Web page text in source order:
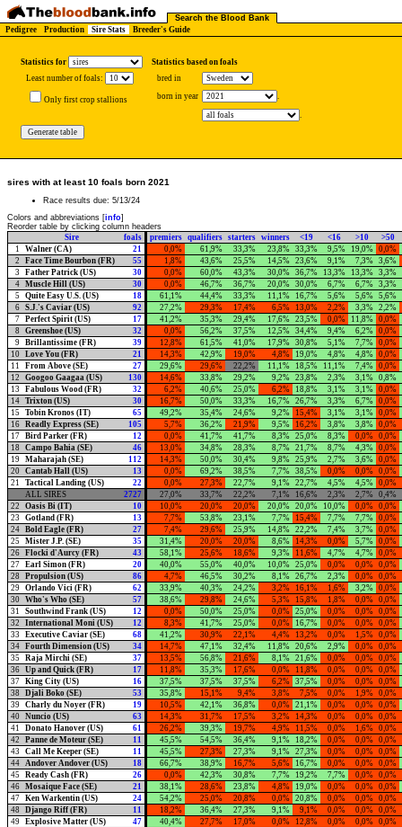
Search the Blood Bank
Pedigree
Production Sire Stats Breeder's Guide
Statistics for
Statistics based on foals
Least number of foals:
bred in
Only first crop stallions born in year .
.
sires with at least 10 foals born 2021
Race results due: 5/13/24
Colors and abbreviations [info]
Reorder table by clicking column headers
Sire
foals premiers qualifiers starters winners <19 <16 >10
>50
1
Walner (CA) 21 0,0% 61,9% 33,3% 23,8% 33,3% 9,5% 19,0% 0,0%
2
Face Time Bourbon (FR) 55 1,8% 43,6% 25,5% 14,5% 23,6% 9,1% 7,3% 3,6%
3
Father Patrick (US) 30 0,0% 60,0% 43,3% 30,0% 36,7% 13,3% 13,3% 3,3%
4 Muscle Hill (US) 30 0,0% 46,7% 36,7% 20,0% 30,0% 6,7% 6,7% 3,3%
5
Quite Easy U.S. (US) 18 61,1% 44,4% 33,3% 11,1% 16,7% 5,6% 5,6% 5,6%
6 S.J.'s Caviar (US) 92 27,2% 29,3% 17,4% 6,5% 13,0% 2,2% 3,3% 2,2%
7 Perfect Spirit (US) 17 41,2% 35,3% 29,4% 17,6% 23,5% 0,0% 11,8% 0,0%
8
Greenshoe (US) 32 0,0% 56,2% 37,5% 12,5% 34,4% 9,4% 6,2% 0,0%
9 Brillantissime (FR) 39 12,8% 61,5% 41,0% 17,9% 30,8% 5,1% 7,7% 0,0%
10 Love You (FR) 21 14,3% 42,9% 19,0% 4,8% 19,0% 4,8% 4,8% 0,0%
11
From Above (SE) 27 29,6% 29,6% 22,2% 11,1% 18,5% 11,1% 7,4% 0,0%
12
Googoo Gaagaa (US) 130 14,6% 33,8% 29,2% 9,2% 23,8% 2,3% 3,1% 0,8%
13
Fabulous Wood (FR) 32 6,2% 40,6% 25,0% 6,2% 18,8% 3,1% 3,1% 0,0%
14 Trixton (US) 30 16,7% 50,0% 33,3% 16,7% 26,7% 3,3% 6,7% 0,0%
15
Tobin Kronos (IT) 65 49,2% 35,4% 24,6% 9,2% 15,4% 3,1% 3,1% 0,0%
16 Readly Express (SE) 105 5,7% 36,2% 21,9% 9,5% 16,2% 3,8% 3,8% 0,0%
17 Bird Parker (FR) 12 0,0% 41,7% 41,7% 8,3% 25,0% 8,3% 0,0% 0,0%
18
Campo Bahia (SE) 46 13,0% 34,8% 28,3% 8,7% 21,7% 8,7% 4,3% 0,0%
19 Maharajah (SE) 112 14,3% 50,0% 30,4% 9,8% 25,9% 2,7% 3,6% 0,0%
20 Cantab Hall (US) 13 0,0% 69,2% 38,5% 7,7% 38,5% 0,0% 0,0% 0,0%
21
Tactical Landing (US) 22 0,0% 27,3% 22,7% 9,1% 22,7% 4,5% 4,5% 0,0%
ALL SIRES
2727 27,0% 33,7% 22,2% 7,1% 16,6% 2,3% 2,7%
0,4%
22
Oasis Bi (IT) 10 10,0% 20,0% 20,0% 20,0% 20,0% 10,0% 0,0% 0,0%
23
Gotland (FR) 13 7,7% 53,8% 23,1% 7,7% 15,4% 7,7% 7,7% 0,0%
24 Bold Eagle (FR) 27 7,4% 29,6% 25,9% 14,8% 22,2% 7,4% 3,7% 0,0%
25
Mister J.P. (SE) 35 31,4% 20,0% 20,0% 8,6% 14,3% 0,0% 5,7% 0,0%
26 Flocki d'Aurcy (FR) 43 58,1% 25,6% 18,6% 9,3% 11,6% 4,7% 4,7% 0,0%
27 Earl Simon (FR) 20 40,0% 55,0% 40,0% 10,0% 25,0% 0,0% 0,0% 0,0%
28
Propulsion (US) 86 4,7% 46,5% 30,2% 8,1% 26,7% 2,3% 0,0% 0,0%
29 Orlando Vici (FR) 62 33,9% 40,3% 24,2% 3,2% 16,1% 1,6% 3,2% 0,0%
30 Who's Who (SE) 57 38,6% 29,8% 24,6% 5,3% 15,8% 1,8% 0,0% 0,0%
31
Southwind Frank (US) 12 0,0% 50,0% 25,0% 0,0% 25,0% 0,0% 0,0% 0,0%
32
International Moni (US) 12 8,3% 41,7% 25,0% 0,0% 16,7% 0,0% 0,0% 0,0%
33
Executive Caviar (SE) 68 41,2% 30,9% 22,1% 4,4% 13,2% 0,0% 1,5% 0,0%
34 Fourth Dimension (US) 34 14,7% 47,1% 32,4% 11,8% 20,6% 2,9% 0,0% 0,0%
35
Raja Mirchi (SE) 37 13,5% 56,8% 21,6% 8,1% 21,6% 0,0% 0,0% 0,0%
36 Up and Quick (FR) 17 11,8% 35,3% 17,6% 0,0% 11,8% 0,0% 0,0% 0,0%
37 King City (US) 16 37,5% 37,5% 37,5% 6,2% 37,5% 0,0% 0,0% 0,0%
38
Djali Boko (SE) 53 35,8% 15,1% 9,4% 3,8% 7,5% 0,0% 1,9% 0,0%
39 Charly du Noyer (FR) 19 10,5% 42,1% 36,8% 0,0% 21,1% 0,0% 0,0% 0,0%
40 Nuncio (US) 63 14,3% 31,7% 17,5% 3,2% 14,3% 0,0% 0,0% 0,0%
41
Donato Hanover (US) 61 26,2% 39,3% 19,7% 4,9% 11,5% 0,0% 1,6% 0,0%
42
Panne de Moteur (SE) 11 45,5% 54,5% 36,4% 9,1% 18,2% 0,0% 0,0% 0,0%
43
Call Me Keeper (SE) 11 45,5% 27,3% 27,3% 9,1% 27,3% 0,0% 0,0% 0,0%
44 Andover Andover (US) 18 66,7% 38,9% 16,7% 5,6% 16,7% 0,0% 0,0% 0,0%
45
Ready Cash (FR) 26 0,0% 42,3% 30,8% 7,7% 19,2% 7,7% 0,0% 0,0%
46 Mosaique Face (SE) 21 38,1% 28,6% 23,8% 4,8% 19,0% 0,0% 0,0% 0,0%
47 Ken Warkentin (US) 24 54,2% 25,0% 20,8% 0,0% 20,8% 0,0% 0,0% 0,0%
48
Django Riff (FR) 11 18,2% 36,4% 27,3% 9,1% 9,1% 0,0% 0,0% 0,0%
49 Explosive Matter (US) 47 40,4% 27,7% 17,0% 0,0% 12,8% 0,0% 0,0% 0,0%